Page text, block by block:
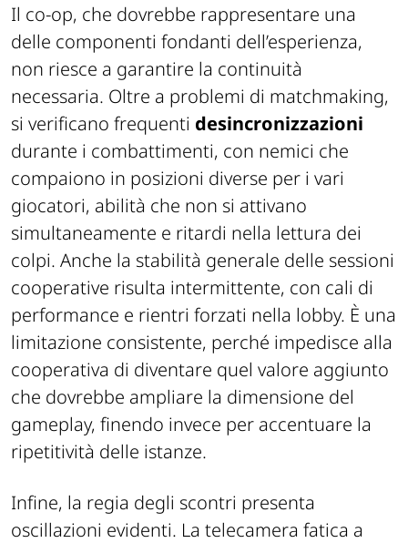
Il co-op, che dovrebbe rappresentare una
delle componenti fondanti dell’esperienza,
non riesce a garantire la continuità
necessaria. Oltre a problemi di matchmaking,
si verificano frequenti desincronizzazioni
durante i combattimenti, con nemici che
compaiono in posizioni diverse per i vari
giocatori, abilità che non si attivano
simultaneamente e ritardi nella lettura dei
colpi. Anche la stabilità generale delle sessioni
cooperative risulta intermittente, con cali di
performance e rientri forzati nella lobby. È una
limitazione consistente, perché impedisce alla
cooperativa di diventare quel valore aggiunto
che dovrebbe ampliare la dimensione del
gameplay, finendo invece per accentuare la
ripetitività delle istanze.
Infine, la regia degli scontri presenta
oscillazioni evidenti. La telecamera fatica a